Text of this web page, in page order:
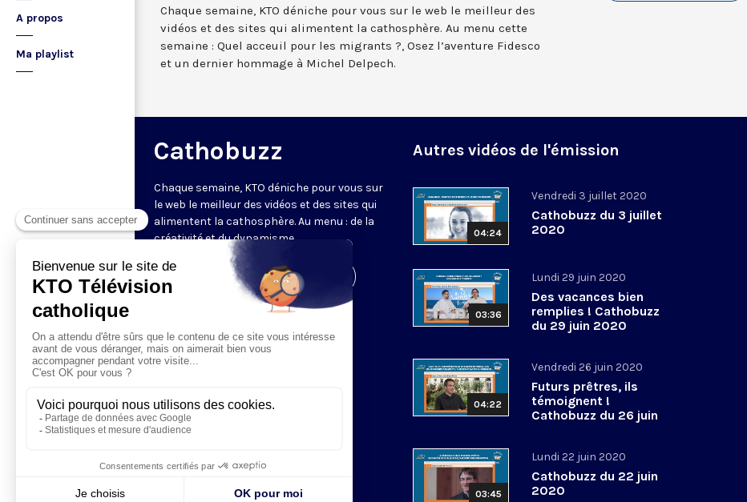
A propos
Ma playlist
Chaque semaine, KTO déniche pour vous sur le web le meilleur des
vidéos et des sites qui alimentent la cathosphère. Au menu cette
semaine : Quel acceuil pour les migrants ?, Osez l’aventure Fidesco
et un dernier hommage à Michel Delpech.
Cathobuzz
Chaque semaine, KTO déniche pour vous sur
le web le meilleur des vidéos et des sites qui
alimentent la cathosphère. Au menu : de la
créativité et du dynamisme.
Visiter la page de l'émission
Autres vidéos de l'émission
04:24
Vendredi 3 juillet 2020
Cathobuzz du 3 juillet
2020
03:36
Lundi 29 juin 2020
Des vacances bien
remplies ! Cathobuzz
du 29 juin 2020
04:22
Vendredi 26 juin 2020
Futurs prêtres, ils
témoignent !
Cathobuzz du 26 juin
03:45
Lundi 22 juin 2020
Cathobuzz du 22 juin
2020